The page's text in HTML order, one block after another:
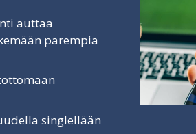
auttaa
parempia
singlellään